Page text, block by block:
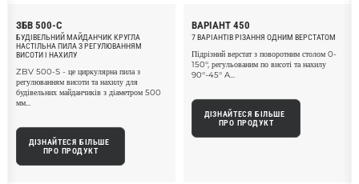
ЗБВ 500-С
БУДІВЕЛЬНИЙ МАЙДАНЧИК КРУГЛА
НАСТІЛЬНА ПИЛА З РЕГУЛЮВАННЯМ
ВИСОТИ І НАХИЛУ
ZBV 500-S - це циркулярна пила з
регулюванням висоти та нахилу для
будівельних майданчиків з діаметром 500
мм...
ДІЗНАЙТЕСЯ БІЛЬШЕ
ПРО ПРОДУКТ
ВАРІАНТ 450
7 ВАРІАНТІВ РІЗАННЯ ОДНИМ ВЕРСТАТОМ
Підрізний верстат з поворотним столом 0-
150°, регульованим по висоті та нахилу
90°-45° A...
ДІЗНАЙТЕСЯ БІЛЬШЕ
ПРО ПРОДУКТ